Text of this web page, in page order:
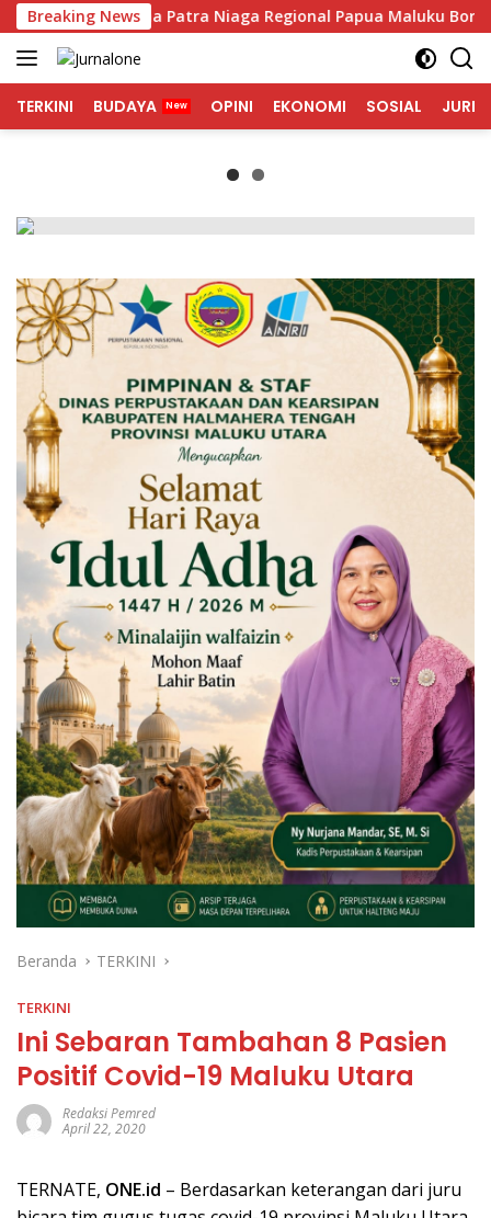
Langsung
ke
konten
Breaking News
Patra Niaga Regional Papua Maluku Borong 5
TERKINI BUDAYA OPINI EKONOMI SOSIAL
Beranda TERKINI
TERKINI
Ini Sebaran Tambahan 8 Pasien
Positif Covid-19 Maluku Utara
Redaksi Pemred
April 22, 2020
TERNATE, ONE.id – Berdasarkan keterangan dari juru